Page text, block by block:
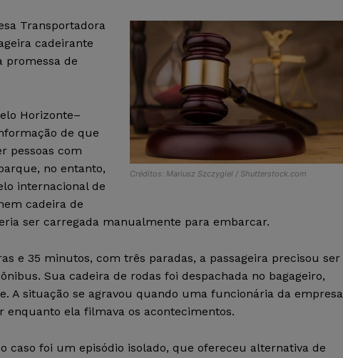
Créditos: Mariusz Szczygiel / Shutterstock.com
Transportadora
cadeirante
promessa de
Horizonte–
de que
pessoas com
no entanto,
internacional de
cadeira de
ser carregada manualmente para embarcar.
e 35 minutos, com três paradas, a passageira precisou ser
Sua cadeira de rodas foi despachada no bagageiro,
A situação se agravou quando uma funcionária da empresa
ela filmava os acontecimentos.
caso foi um episódio isolado, que ofereceu alternativa de